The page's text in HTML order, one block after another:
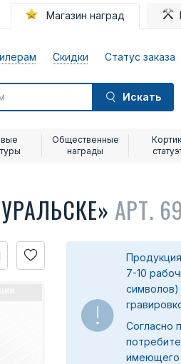
Магазин наград
Скидки Статус заказа
Искать
Общественные
награды
АРТ.
7-10
Согласно
имеющего